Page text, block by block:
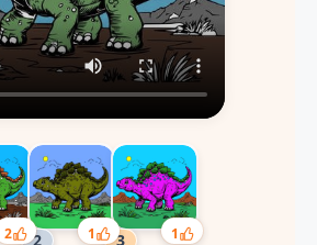
2 1 1